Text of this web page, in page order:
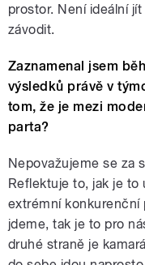
prostor. Není ideální
závodit.
Zaznamenal jsem
výsledků právě v
tom, že je mezi
parta?
Nepovažujeme se za
Reflektuje to, jak je to
extrémní konkurenční
jdeme, tak je to pro
druhé straně je